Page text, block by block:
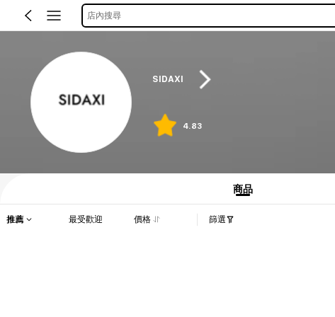
店內搜尋
SIDAXI
4.83
商品
推薦 最受歡迎 價格 篩選